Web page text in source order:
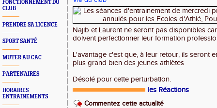
FONCTIONNEMENT DU
CLUB
PRENDRE SA LICENCE
SPORT SANTÉ
MUTER AU CAC
PARTENAIRES
HORAIRES
ENTRAINEMENTS
Najib et Laurent ne seront pas disponibles
doivent perfectionner leur formation
L'avantage c'est que, à leur retour, ils seront
plus grand bien des jeunes athlètes
Désolé pour cette perturbation.
les Réactions
Commentez cette actualité